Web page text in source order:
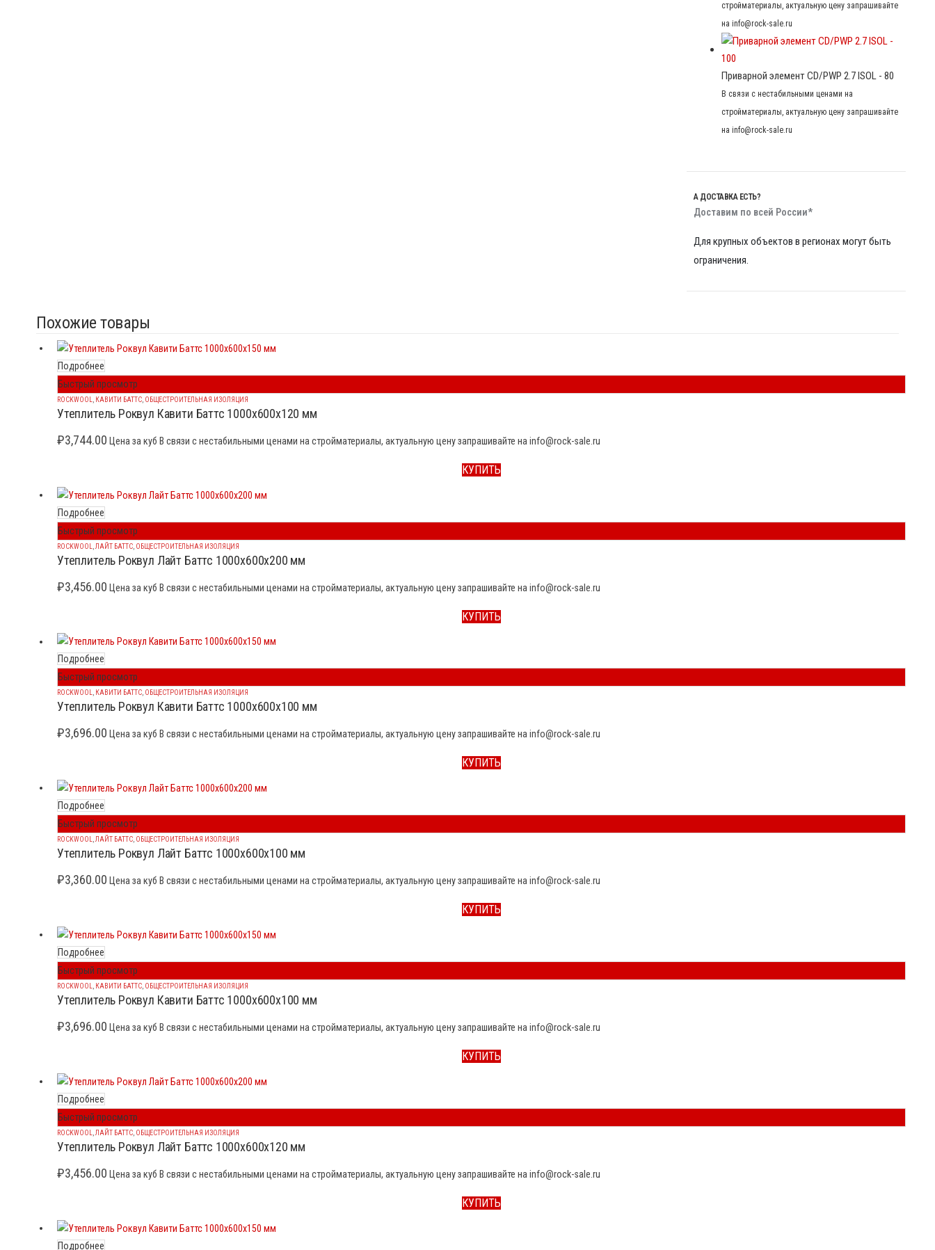
стройматериалы, актуальную цену запрашивайте
на info@rock-sale.ru
Приварной элемент CD/PWP 2.7 ISOL - 80
В связи с нестабильными ценами на
стройматериалы, актуальную цену запрашивайте
на info@rock-sale.ru
А ДОСТАВКА ЕСТЬ?
Доставим по всей России*
Для крупных объектов в регионах могут быть
ограничения.
Похожие товары
Подробнее
Быстрый просмотр
ROCKWOOL КАВИТИ БАТТС ОБЩЕСТРОИТЕЛЬНАЯ ИЗОЛЯЦИЯ
Утеплитель Роквул Кавити Баттс 1000x600x120 мм
₽3,744.00 Цена за куб В связи с нестабильными ценами на стройматериалы, актуальную цену запрашивайте на info@rock-sale.ru
КУПИТЬ
Подробнее
Быстрый просмотр
ROCKWOOL ЛАЙТ БАТТС ОБЩЕСТРОИТЕЛЬНАЯ ИЗОЛЯЦИЯ
Утеплитель Роквул Лайт Баттс 1000x600x200 мм
₽3,456.00 Цена за куб В связи с нестабильными ценами на стройматериалы, актуальную цену запрашивайте на info@rock-sale.ru
КУПИТЬ
Подробнее
Быстрый просмотр
ROCKWOOL, КАВИТИ БАТТС, ОБЩЕСТРОИТЕЛЬНАЯ ИЗОЛЯЦИЯ
Утеплитель Роквул Кавити Баттс 1000x600x100 мм
₽3,696.00 Цена за куб В связи с нестабильными ценами на стройматериалы, актуальную цену запрашивайте на info@rock-sale.ru
КУПИТЬ
Подробнее
Быстрый просмотр
ROCKWOOL,ЛАЙТ БАТТС, ОБЩЕСТРОИТЕЛЬНАЯ ИЗОЛЯЦИЯ
Утеплитель Роквул Лайт Баттс 1000x600x100 мм
₽3,360.00 Цена за куб В связи с нестабильными ценами на стройматериалы, актуальную цену запрашивайте на info@rock-sale.ru
КУПИТЬ
Подробнее
Быстрый просмотр
ROCKWOOL КАВИТИ БАТТС ОБЩЕСТРОИТЕЛЬНАЯ ИЗОЛЯЦИЯ
Утеплитель Роквул Кавити Баттс 1000x600x100 мм
₽3,696.00 Цена за куб В связи с нестабильными ценами на стройматериалы, актуальную цену запрашивайте на info@rock-sale.ru
КУПИТЬ
Подробнее
Быстрый просмотр
ROCKWOOL ЛАЙТ БАТТС ОБЩЕСТРОИТЕЛЬНАЯ ИЗОЛЯЦИЯ
Утеплитель Роквул Лайт Баттс 1000x600x120 мм
₽3,456.00 Цена за куб В связи с нестабильными ценами на стройматериалы, актуальную цену запрашивайте на info@rock-sale.ru
КУПИТЬ
Подробнее